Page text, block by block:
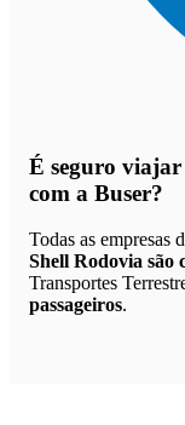
É seguro viajar
com a Buser?
Todas as empresas
Shell Rodovia são
Transportes
passageiros.